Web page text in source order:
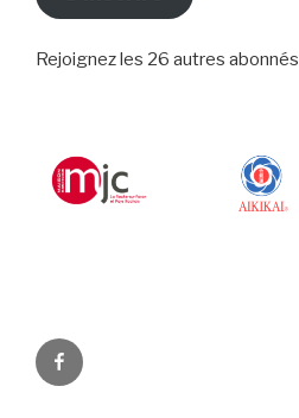
Rejoignez les 26 autres abonnés
Facebook